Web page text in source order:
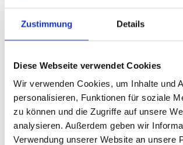
Zustimmung Details
Diese Webseite verwendet Cookies
Wir verwenden Cookies, um Inhalte und
personalisieren, Funktionen für soziale
zu können und die Zugriffe auf unsere
analysieren. Außerdem geben wir
Verwendung unserer Website an unsere
WEITERFÜHRENDE LINKS
STIMMRECHTSVERTRETUNG DURCH DIE
Die DSW vertritt Ihre Stimmrechte
wichtigen Hauptversammlungen in